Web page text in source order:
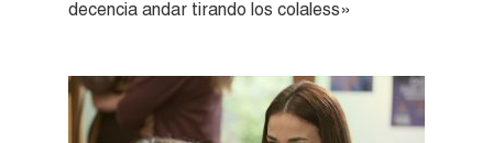
decencia andar tirando los colaless»